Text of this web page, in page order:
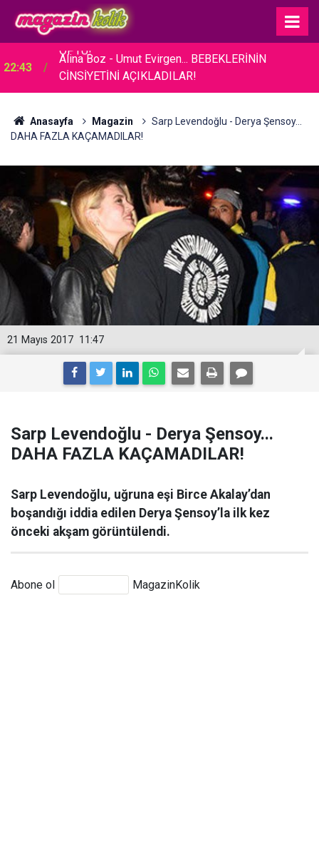
22:43
Alina Boz - Umut Evirgen... BEBEKLERİNİN
CİNSİYETİNİ AÇIKLADILAR!
Anasayfa Magazin
Sarp Levendoğlu - Derya Şensoy...
DAHA FAZLA KAÇAMADILAR!
11:47
21 Mayıs 2017
Sarp Levendoğlu - Derya Şensoy...
DAHA FAZLA KAÇAMADILAR!
Sarp Levendoğlu, uğruna eşi Birce Akalay’dan
boşandığı iddia edilen Derya Şensoy’la ilk kez
önceki akşam görüntülendi.
Abone ol MagazinKolik